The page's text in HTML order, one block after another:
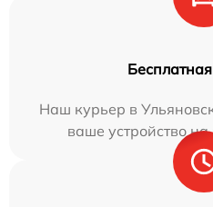
Наш курьер в
ваше устройство